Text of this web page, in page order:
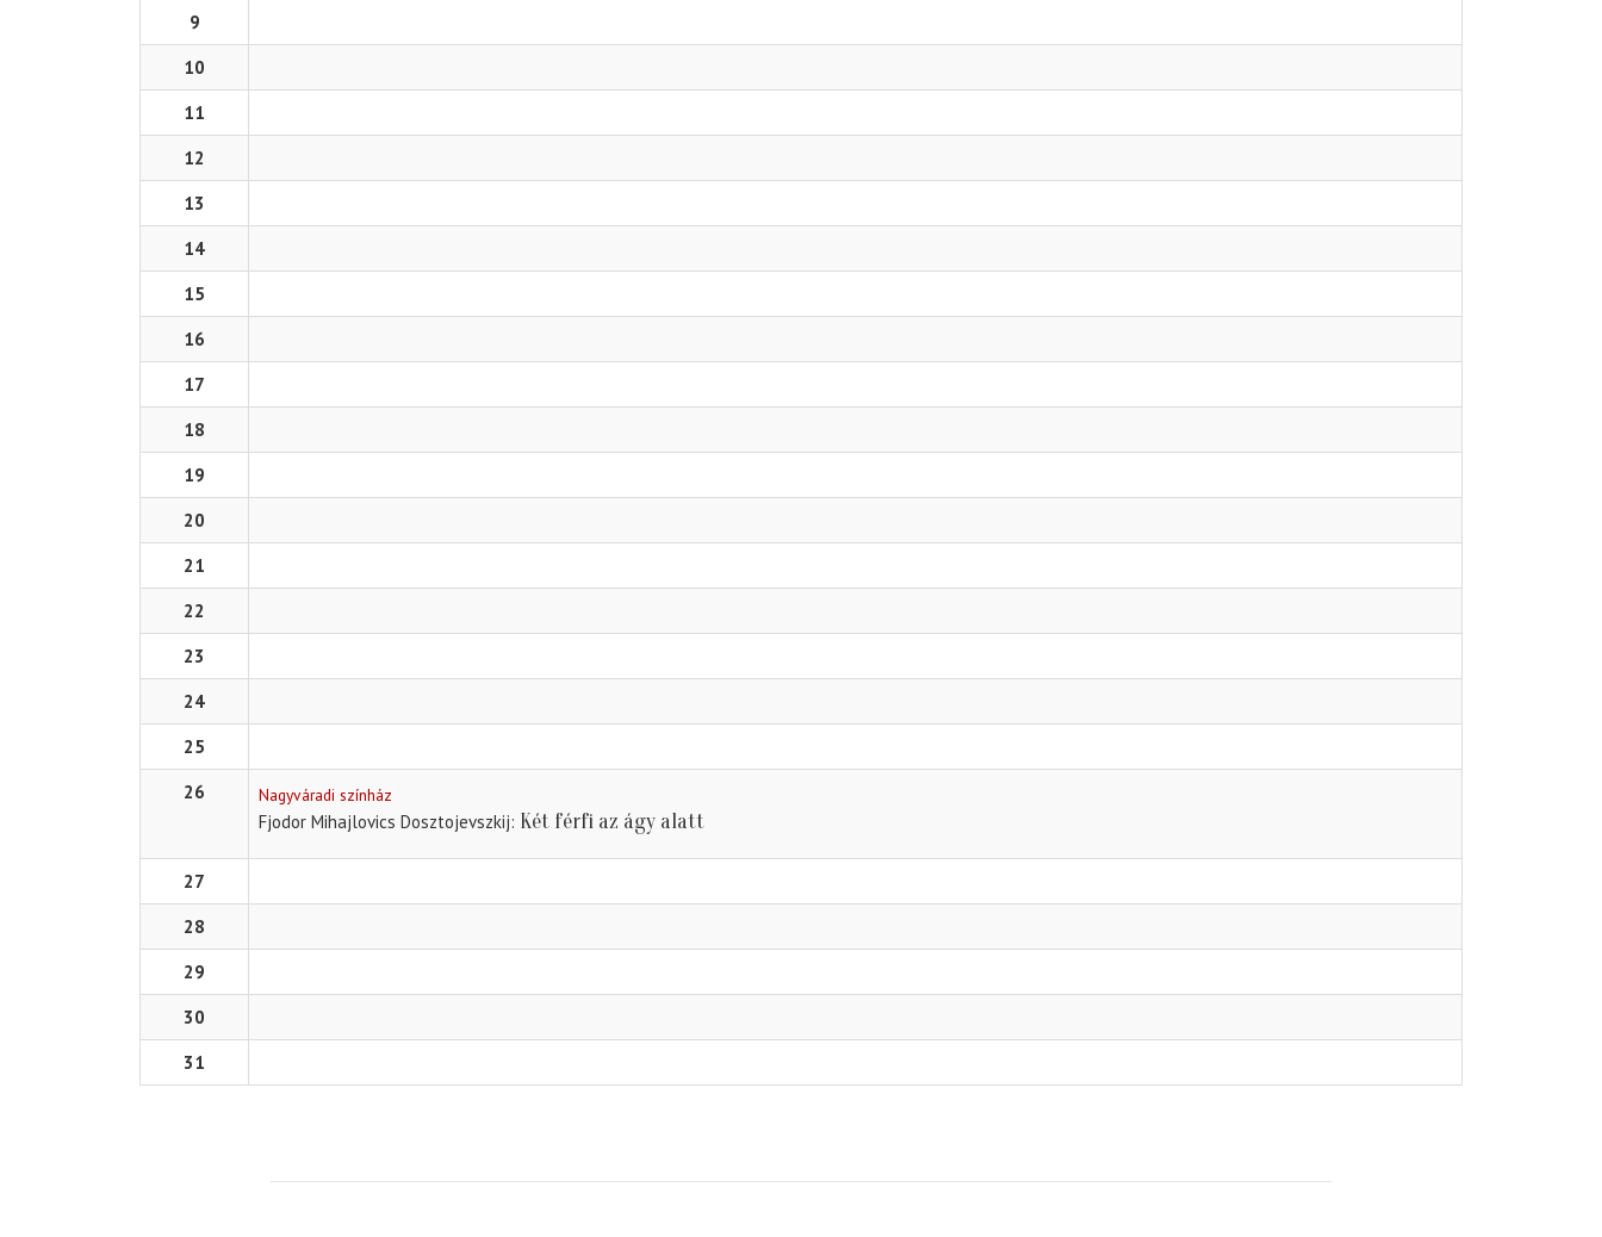
9
10
11
12
13
14
15
16
17
18
19
20
21
22
23
24
25
26
Nagyváradi színház
Fjodor Mihajlovics Dosztojevszkij Két férfi az ágy alatt
27
28
29
30
31